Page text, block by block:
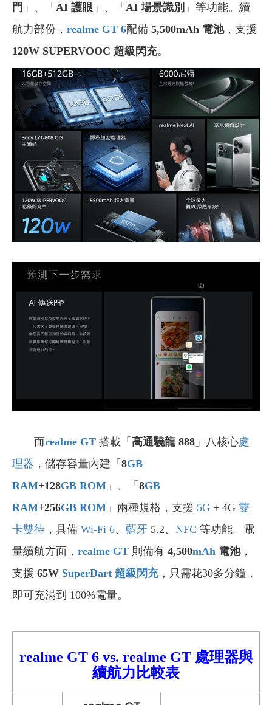
門 」、「 AI 護眼 」、「 AI 場景識別 」等功能。續
航力部份， realme GT 6配備 5,500mAh 電池，支援
120W SUPERVOOC 超級閃充。
而realme GT 搭載「 高通驍龍 888 」八核心處
理器 ，儲存容量內建「 8GB
RAM+128GB ROM 」、「 8GB
RAM+256GB ROM 」兩種規格，支援 5G + 4G 雙
卡雙待 ，具備 Wi-Fi 6、 藍牙 5.2、 NFC 等功能。電
量續航方面， realme GT 則備有 4,500mAh 電池，
支援 65W SuperDart 超級閃充，只需花30多分鐘，
即可充滿到 100%電量。
realme GT 6 vs. realme GT處理器與
續航力比較表